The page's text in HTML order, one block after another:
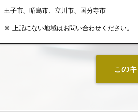
王子市、昭島市、立川市、国分寺市
※ 上記にない地域はお問い合わせください。
この